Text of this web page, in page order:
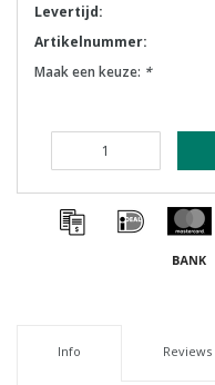
Levertijd:
Artikelnummer:
Maak een keuze: *
Info Reviews